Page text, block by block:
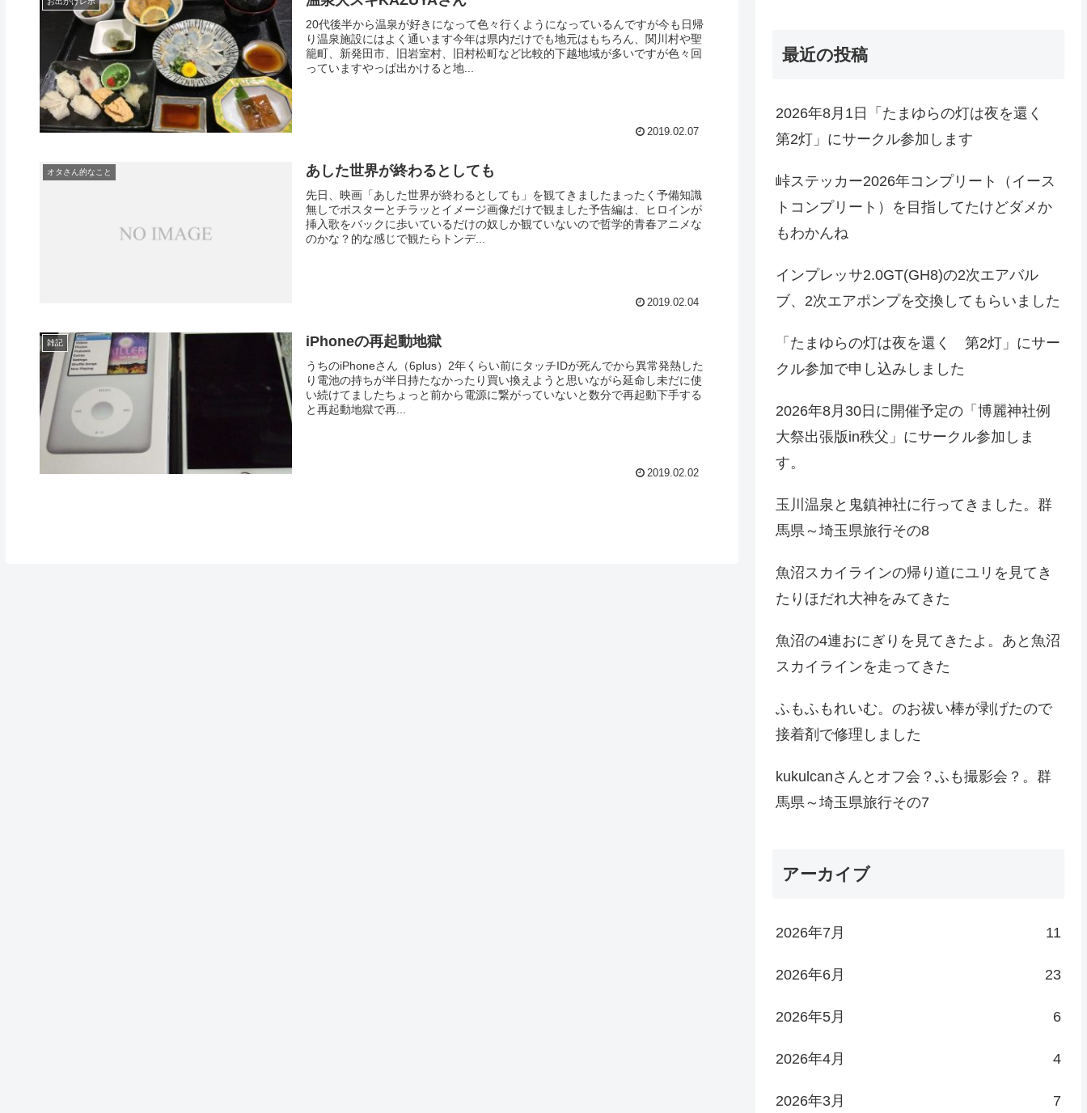
20代後半から温泉が好きになって色々行くようになっているんですが今も日帰
り温泉施設にはよく通います今年は県内だけでも地元はもちろん、関川村や聖
籠町、新発田市、旧岩室村、旧村松町など比較的下越地域が多いですが色々回
っていますやっぱ出かけると地...
2019.02.07
オタさん的なこと あした世界が終わるとしても
先日、映画「あした世界が終わるとしても」を観てきましたまったく予備知識
無しでポスターとチラッとイメージ画像だけで観ました予告編は、ヒロインが
挿入歌をバックに歩いているだけの奴しか観ていないので哲学的青春アニメな
のかな？的な感じで観たらトンデ...
2019.02.04
雑記 iPhoneの再起動地獄
うちのiPhoneさん（6plus）2年くらい前にタッチIDが死んでから異常発熱した
り電池の持ちが半日持たなかったり買い換えようと思いながら延命し未だに使
い続けてましたちょっと前から電源に繋がっていないと数分で再起動下手する
と再起動地獄で再...
2019.02.02
最近の投稿
2026年8月1日「たまゆらの灯は夜を還く
第2灯」にサークル参加します
峠ステッカー2026年コンプリート（イース
トコンプリート）を目指してたけどダメか
もわかんね
インプレッサ2.0GT(GH8)の2次エアバル
ブ、2次エアポンプを交換してもらいました
「たまゆらの灯は夜を還く 第2灯」にサー
クル参加で申し込みしました
2026年8月30日に開催予定の「博麗神社例
大祭出張版in秩父」にサークル参加しま
す。
玉川温泉と鬼鎮神社に行ってきました。群
馬県～埼玉県旅行その8
魚沼スカイラインの帰り道にユリを見てき
たりほだれ大神をみてきた
魚沼の4連おにぎりを見てきたよ。あと魚沼
スカイラインを走ってきた
ふもふもれいむ。のお祓い棒が剥げたので
接着剤で修理しました
kukulcanさんとオフ会？ふも撮影会？。群
馬県～埼玉県旅行その7
アーカイブ
2026年7月 11
2026年6月 23
2026年5月 6
2026年4月 4
2026年3月 7